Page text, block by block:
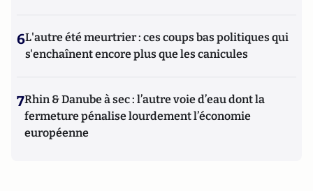
6L'autre été meurtrier : ces coups bas politiques qui
s'enchaînent encore plus que les canicules
7Rhin & Danube à sec : l’autre voie d’eau dont la
fermeture pénalise lourdement l’économie
européenne